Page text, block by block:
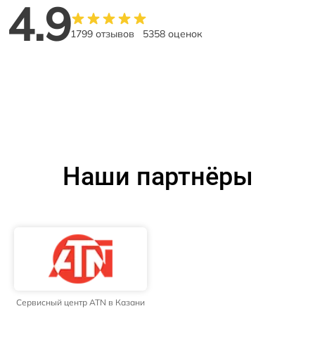
4.91799 отзывов 5358 оценок
Наши партнёры
Сервисный центр ATN в Казани